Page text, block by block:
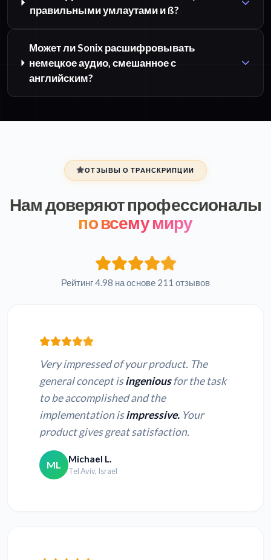
правильными умлаутами и ß?
Может ли Sonix расшифровывать
немецкое аудио, смешанное с
английским?
ОТЗЫВЫ О ТРАНСКРИПЦИИ
Нам доверяют профессионалы
по всему миру
Рейтинг 4.98 на основе 211 отзывов
Very impressed of your product. The
general concept isingeniousfor the task
to be accomplished and the
implementation isimpressive. Your
product gives great satisfaction.
ML Michael L.
Tel Aviv, Israel